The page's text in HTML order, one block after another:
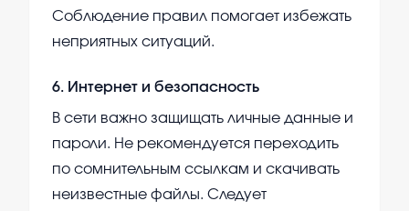
Соблюдение правил помогает избежать
неприятных ситуаций.
6. Интернет и безопасность
В сети важно защищать личные данные и
пароли. Не рекомендуется переходить
по сомнительным ссылкам и скачивать
неизвестные файлы. Следует